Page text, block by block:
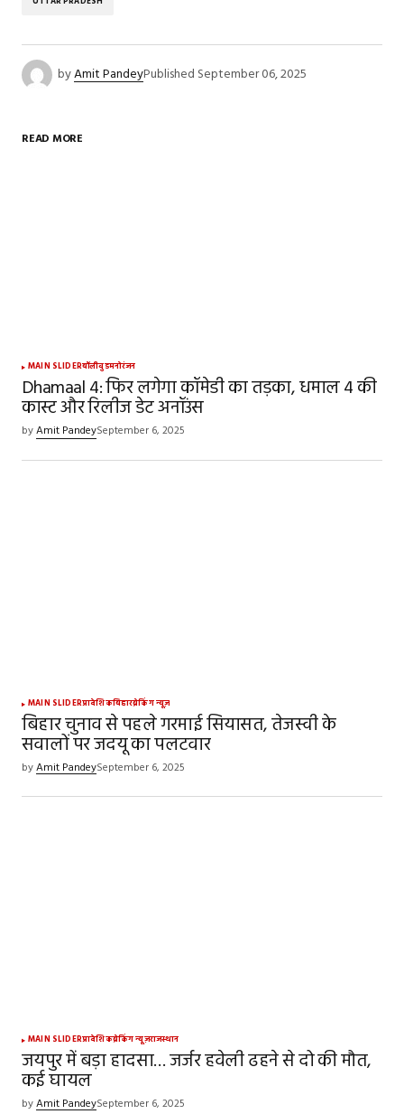
byAmit PandeyPublished September 06, 2025
READ MORE
MAIN SLIDERबॉलीवुडमनोरंजन
Dhamaal 4: फिर लगेगा कॉमेडी का तड़का, धमाल 4 की
कास्ट और रिलीज डेट अनॉउंस
byAmit PandeySeptember 6, 2025
MAIN SLIDERप्रादेशिकबिहारब्रेकिंग न्यूज़
बिहार चुनाव से पहले गरमाई सियासत, तेजस्वी के
सवालों पर जदयू का पलटवार
byAmit PandeySeptember 6, 2025
MAIN SLIDERप्रादेशिकब्रेकिंग न्यूज़राजस्थान
जयपुर में बड़ा हादसा… जर्जर हवेली ढहने से दो की मौत,
कई घायल
byAmit PandeySeptember 6, 2025